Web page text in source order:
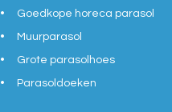
Goedkope horeca parasol
Muurparasol
Grote parasolhoes
Parasoldoeken